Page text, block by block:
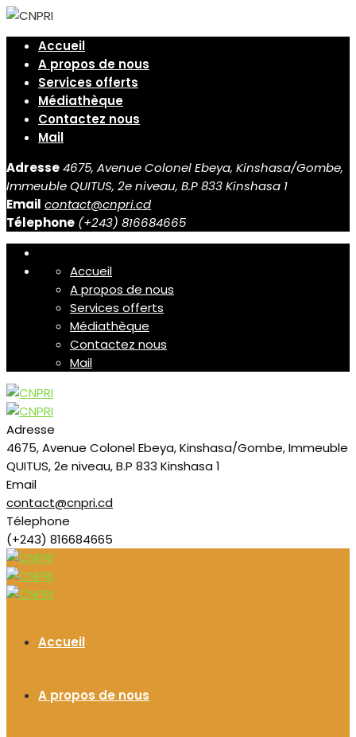
Accueil
A propos de nous
Services offerts
Médiathèque
Contactez nous
Mail
Adresse4675, Avenue Colonel Ebeya, Kinshasa/Gombe,
Immeuble QUITUS, 2e niveau, B.P 833 Kinshasa 1
Email contact@cnpri.cd
Télephone (+243) 816684665
Accueil
A propos de nous
Services offerts
Médiathèque
Contactez nous
Mail
Adresse
4675, Avenue Colonel Ebeya, Kinshasa/Gombe, Immeuble
QUITUS, 2e niveau, B.P 833 Kinshasa 1
Email
contact@cnpri.cd
Télephone
(+243) 816684665
Accueil
A propos de nous